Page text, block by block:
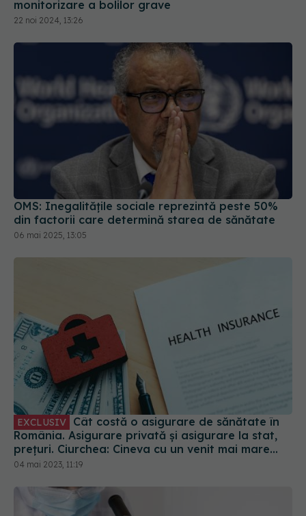
monitorizare a bolilor grave
22 noi 2024, 13:26
OMS: Inegalităţile sociale reprezintă peste 50%
din factorii care determină starea de sănătate
06 mai 2025, 13:05
EXCLUSIV
România. Asigurare privată și asigurare la stat,
prețuri. Ciurchea: Cineva cu un venit mai mare
plătește mai mult
04 mai 2023, 11:19